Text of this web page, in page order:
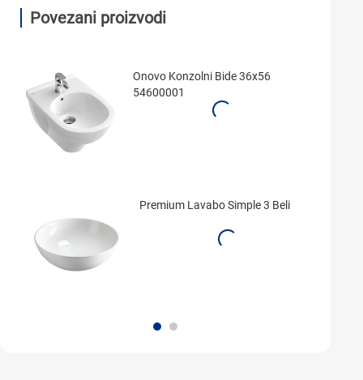
Povezani proizvodi
Onovo Konzolni Bide 36x56
54600001
Premium Lavabo Simple 3 Beli